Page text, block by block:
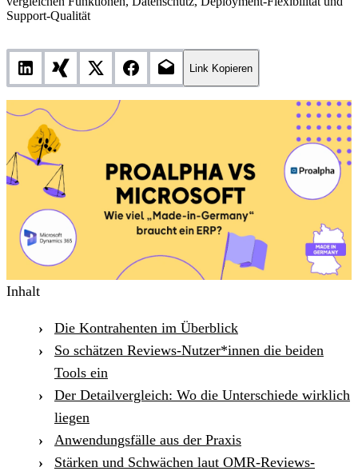
Support-Qualität
Link Kopieren
Inhalt
Die Kontrahenten im Überblick
So schätzen Reviews-Nutzer*innen die beiden
Tools ein
Der Detailvergleich: Wo die Unterschiede wirklich
liegen
Anwendungsfälle aus der Praxis
Stärken und Schwächen laut OMR-Reviews-